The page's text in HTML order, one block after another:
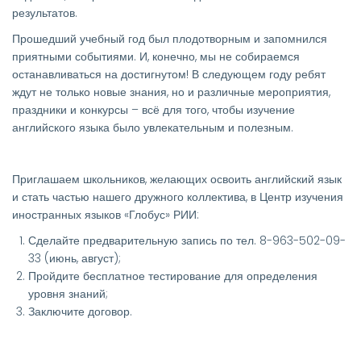
результатов.
Прошедший учебный год был плодотворным и запомнился
приятными событиями. И, конечно, мы не собираемся
останавливаться на достигнутом! В следующем году ребят
ждут не только новые знания, но и различные мероприятия,
праздники и конкурсы – всё для того, чтобы изучение
английского языка было увлекательным и полезным.
Приглашаем школьников, желающих освоить английский язык
и стать частью нашего дружного коллектива, в Центр изучения
иностранных языков «Глобус» РИИ:
Сделайте предварительную запись по тел. 8-963-502-09-
33 (июнь, август);
Пройдите бесплатное тестирование для определения
уровня знаний;
Заключите договор.